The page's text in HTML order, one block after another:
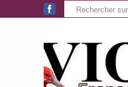
Aller au contenu principal